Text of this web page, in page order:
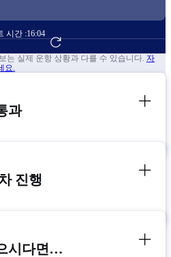
시간 :16:04
예약하기
는 실제 운항 상황과 다를 수 있습니다. 자
요.
과
진행
시다면…